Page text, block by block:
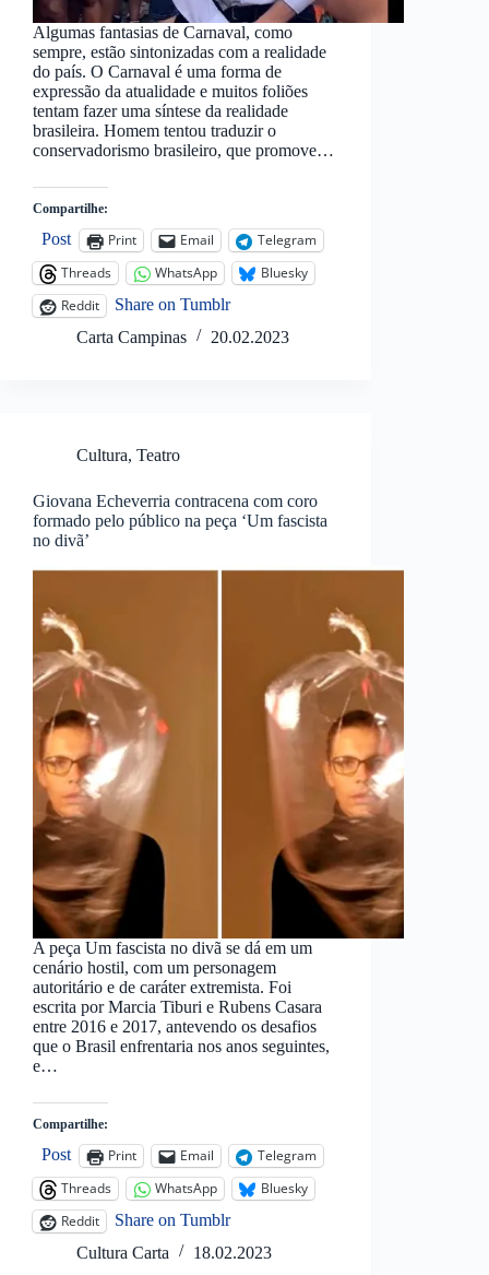
Algumas fantasias de Carnaval, como
sempre, estão sintonizadas com a realidade
do país. O Carnaval é uma forma de
expressão da atualidade e muitos foliões
tentam fazer uma síntese da realidade
brasileira. Homem tentou traduzir o
conservadorismo brasileiro, que promove…
Compartilhe:
Post Print Email
Telegram
Threads
WhatsApp
Bluesky
Reddit
Share on Tumblr
Carta Campinas
20.02.2023
Cultura, Teatro
Giovana Echeverria contracena com coro
formado pelo público na peça ‘Um fascista
no divã’
A peça Um fascista no divã se dá em um
cenário hostil, com um personagem
autoritário e de caráter extremista. Foi
escrita por Marcia Tiburi e Rubens Casara
entre 2016 e 2017, antevendo os desafios
que o Brasil enfrentaria nos anos seguintes,
e…
Compartilhe:
Post Print Email
Telegram
Threads
WhatsApp
Bluesky
Reddit
Share on Tumblr
Cultura Carta
18.02.2023